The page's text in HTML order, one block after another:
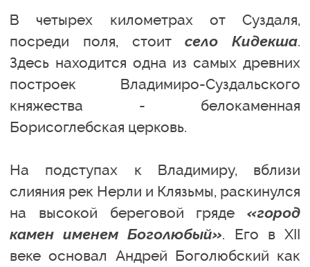
В четырех километрах от Суздаля,
посреди поля, стоитсело Кидекша.
Здесь находится одна из самых древних
построек Владимиро-Суздальского
княжества - белокаменная
Борисоглебская церковь.
На подступах к Владимиру, вблизи
слияния рек Нерли и Клязьмы, раскинулся
на высокой береговой гряде «город
камен именем Боголюбый». Его в XII
веке основал Андрей Боголюбский как